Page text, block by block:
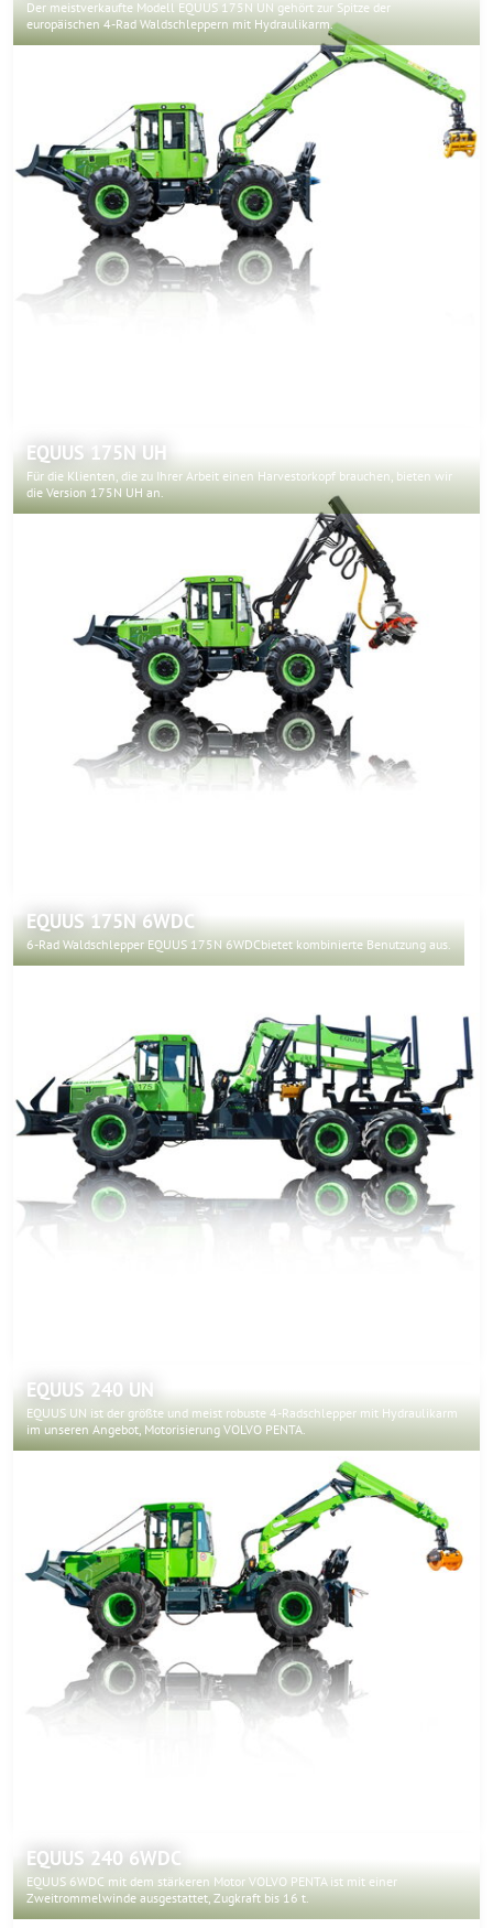
Der meistverkaufte Modell EQUUS 175N UN gehört zur Spitze der
europäischen 4-Rad Waldschleppern mit Hydraulikarm.
EQUUS 175N UH
Für die Klienten, die zu Ihrer Arbeit einen Harvestorkopf brauchen, bieten wir
die Version 175N UH an.
EQUUS 175N 6WDC
6-Rad Waldschlepper EQUUS 175N 6WDCbietet kombinierte Benutzung aus.
EQUUS 240 UN
EQUUS UN ist der größte und meist robuste 4-Radschlepper mit Hydraulikarm
im unseren Angebot, Motorisierung VOLVO PENTA.
EQUUS 240 6WDC
EQUUS 6WDC mit dem stärkeren Motor VOLVO PENTA ist mit einer
Zweitrommelwinde ausgestattet, Zugkraft bis 16 t.